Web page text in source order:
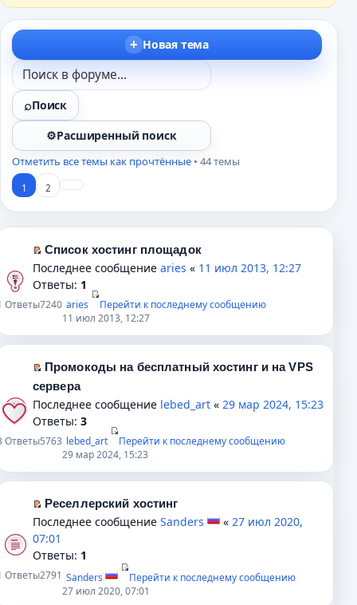
Новая тема
Поиск
Расширенный поиск
Отметить все темы как прочтённые • 44 темы
1 2
е
т
и
п
е
р
в
м
у
е
п
р
о
Список хостинг площадок
Последнее сообщение aries « 11 июл 2013, 12:27
Ответы: 1
Ответы7240 aries
Перейти к последнему сообщению
11 июл 2013, 12:27
е
р
е
й
и
к
е
р
в
о
Промокоды на бесплатный хостинг и на VPS
сервера
Последнее сообщение lebed_art « 29 мар 2024, 15:23
Ответы: 3
Ответы5763 lebed_art
Перейти к последнему сообщению
29 мар 2024, 15:23
е
й
Реселлерский хостинг
Последнее сообщение Sanders « 27 июл 2020,
07:01
Ответы: 1
Ответы2791 Sanders
Перейти к последнему сообщению
27 июл 2020, 07:01